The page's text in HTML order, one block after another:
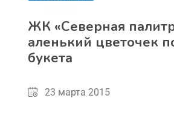
ЖК «Северная
аленький цветочек
букета
23 марта 2015